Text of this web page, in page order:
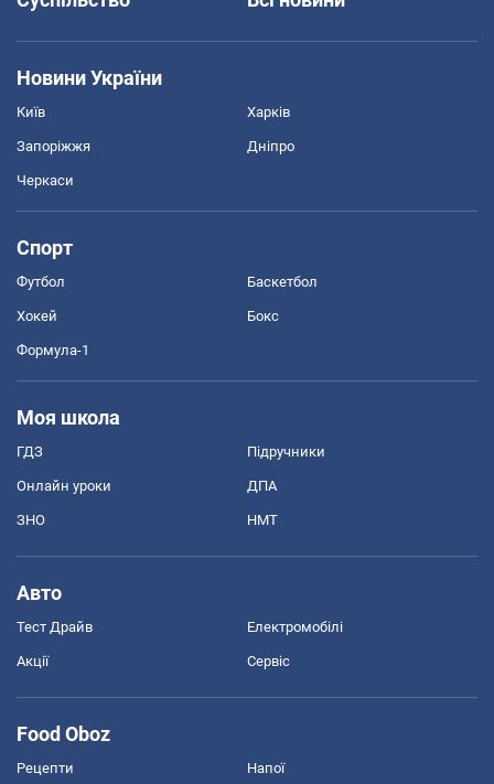
Новини України
Київ Харків
Запоріжжя Дніпро
Черкаси
Спорт
Футбол Баскетбол
Хокей Бокс
Формула-1
Моя школа
ГДЗ Підручники
Онлайн уроки ДПА
ЗНО НМТ
Авто
Тест Драйв Електромобілі
Акції Сервіс
Food Oboz
Рецепти Напої